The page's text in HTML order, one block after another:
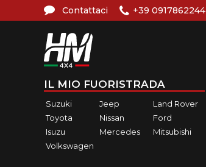
Contattaci +39 0917862244
IL MIO FUORISTRADA
Suzuki Jeep
Land Rover
Toyota
Nissan
Ford
Isuzu
Mercedes
Mitsubishi
Volkswagen